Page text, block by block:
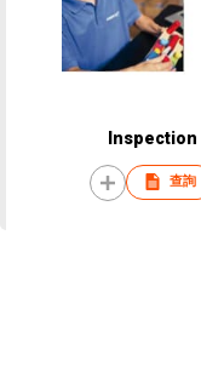
Inspection
查詢